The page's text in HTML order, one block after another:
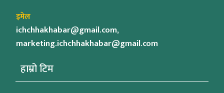
इमेल
ichchhakhabar@gmail.com,
marketing.ichchhakhabar@gmail.com
हाम्रो टिम